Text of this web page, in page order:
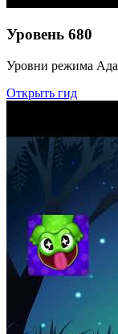
Уровень 680
Уровни режима Ада
Открыть гид